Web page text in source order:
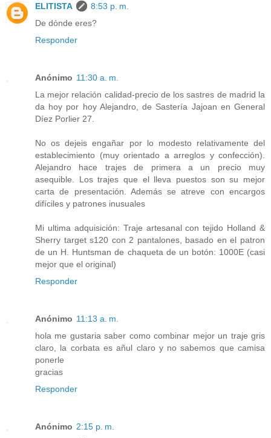
ELITISTA
8:53 p. m.
De dónde eres?
Responder
Anónimo 11:30 a. m.
La mejor relación calidad-precio de los sastres de madrid la
da hoy por hoy Alejandro, de Sastería Jajoan en General
Díez Porlier 27.
No os dejeis engañar por lo modesto relativamente del
establecimiento (muy orientado a arreglos y confección).
Alejandro hace trajes de primera a un precio muy
asequible. Los trajes que el lleva puestos son su mejor
carta de presentación. Además se atreve con encargos
difíciles y patrones inusuales
Mi ultima adquisición: Traje artesanal con tejido Holland &
Sherry target s120 con 2 pantalones, basado en el patron
de un H. Huntsman de chaqueta de un botón: 1000E (casi
mejor que el original)
Responder
Anónimo 11:13 a. m.
hola me gustaria saber como combinar mejor un traje gris
claro, la corbata es añul claro y no sabemos que camisa
ponerle
gracias
Responder
Anónimo 2:15 p. m.